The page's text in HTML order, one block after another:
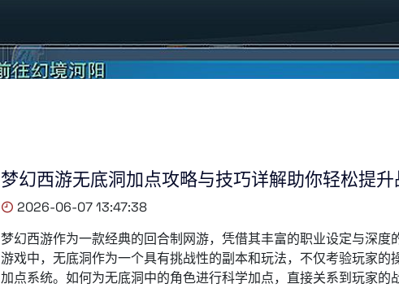
梦幻西游无底洞加点攻略与技巧详解助你轻松提升
2026-06-07 13:47:38
梦幻西游作为一款经典的回合制网游，凭借其丰富的职业设定与深度
游戏中，无底洞作为一个具有挑战性的副本和玩法，不仅考验玩家的
加点系统。如何为无底洞中的角色进行科学加点，直接关系到玩家的